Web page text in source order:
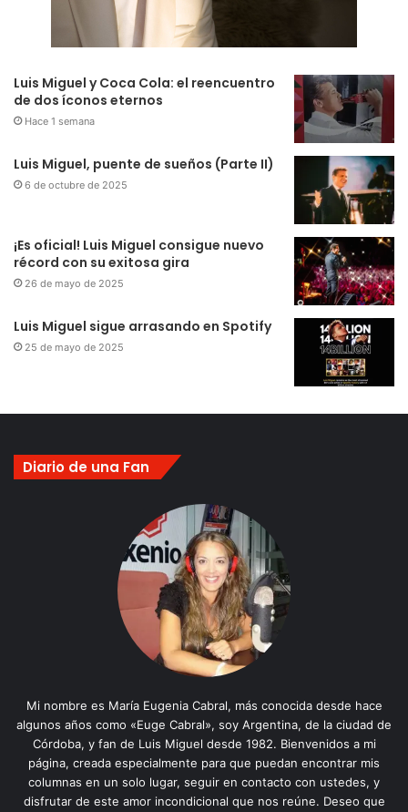
Luis Miguel y Coca Cola: el reencuentro
de dos íconos eternos
Hace 1 semana
Luis Miguel, puente de sueños (Parte II)
6 de octubre de 2025
¡Es oficial! Luis Miguel consigue nuevo
récord con su exitosa gira
26 de mayo de 2025
Luis Miguel sigue arrasando en Spotify
25 de mayo de 2025
Diario de una Fan
Mi nombre es María Eugenia Cabral, más conocida desde hace
algunos años como «Euge Cabral», soy Argentina, de la ciudad de
Córdoba, y fan de Luis Miguel desde 1982. Bienvenidos a mi
página, creada especialmente para que puedan encontrar mis
columnas en un solo lugar, seguir en contacto con ustedes, y
disfrutar de este amor incondicional que nos reúne. Deseo que